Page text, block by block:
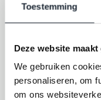
Toestemming
Deze website
We gebruiken
personaliseren, om
om ons
Een sloep moet
Op een trailer
Binnen of
specialist.